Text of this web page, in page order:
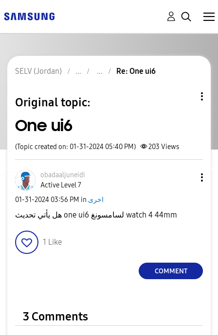
SELV (Jordan) Re: One ui6
Original topic:
One ui6
(Topic created on: 01-31-2024 05:40 PM) 203 Views
obadaaljuneidi
Active Level 7
‎01-31-2024 03:56 PM in اخرى
هل يأتي تحديث one ui6 لسامسونغ watch 4 44mm
1 Like
COMMENT
3 Comments